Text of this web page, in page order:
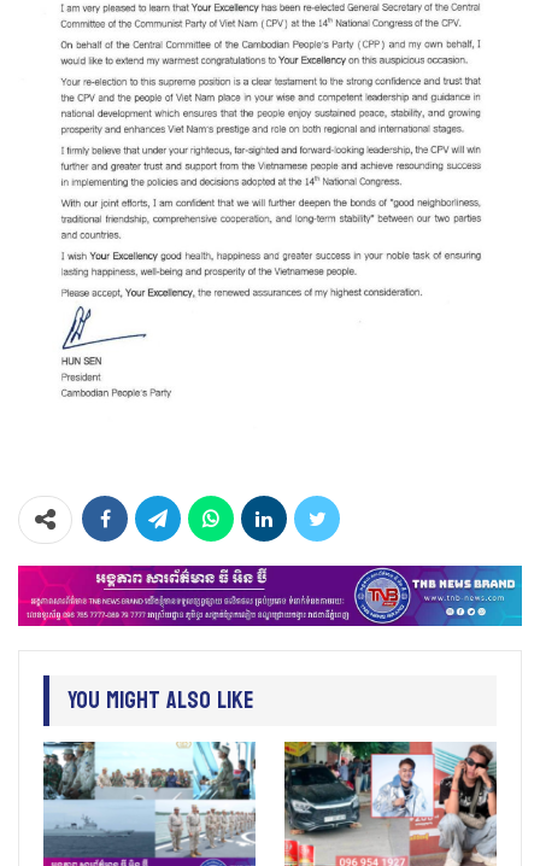
You Might Also Like